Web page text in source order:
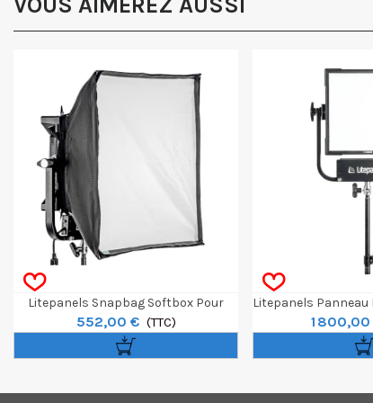
Litepanels Snapbag Softbox Pour
Gemini 30x30cm
552,00 € (TTC)
Litepanels Panneau
Soft
1 800,00